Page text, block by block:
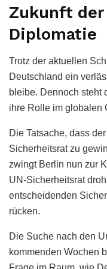
Zukunft
Diplomatie
Trotz der aktuellen
Deutschland ein
bleibe. Dennoch steht
ihre Rolle im globalen
Die Tatsache, dass
Sicherheitsrat zu
zwingt Berlin nun zur
UN-Sicherheitsrat
entscheidenden
rücken.
Die Suche nach den
kommenden Wochen